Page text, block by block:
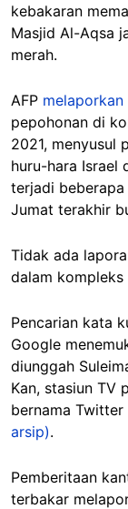
kebakaran
Masjid Al-Aqsa
merah.
AFP melaporkan
pepohonan di
2021, menyusul
huru-hara Israel
terjadi
Jumat terakhir
Tidak ada
dalam
Pencarian kata
Google
diunggah
Kan, stasiun TV
bernama
arsip).
Pemberitaan
terbakar